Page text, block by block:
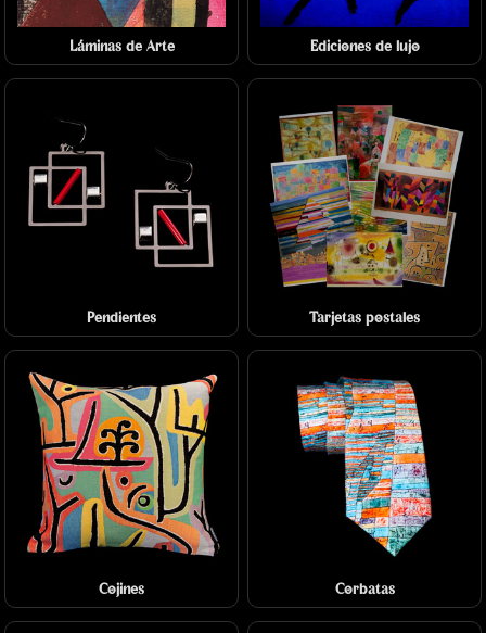
Láminas de Arte Ediciones de lujo
Pendientes Tarjetas postales
Cojines Corbatas